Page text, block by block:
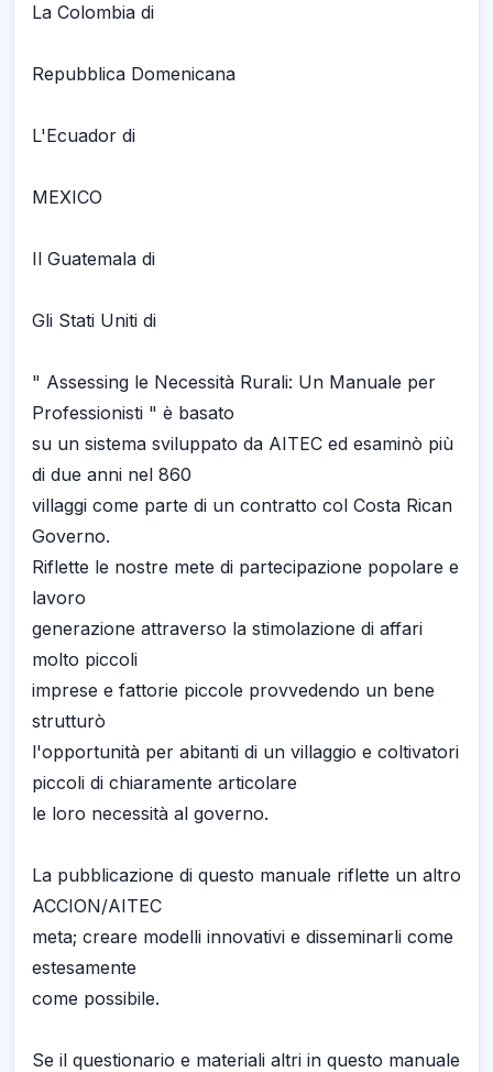
La Colombia di
Repubblica Domenicana
L'Ecuador di
MEXICO
Il Guatemala di
Gli Stati Uniti di
" Assessing le Necessità Rurali: Un Manuale per
Professionisti " è basato
su un sistema sviluppato da AITEC ed esaminò più
di due anni nel 860
villaggi come parte di un contratto col Costa Rican
Governo.
Riflette le nostre mete di partecipazione popolare e
lavoro
generazione attraverso la stimolazione di affari
molto piccoli
imprese e fattorie piccole provvedendo un bene
strutturò
l'opportunità per abitanti di un villaggio e coltivatori
piccoli di chiaramente articolare
le loro necessità al governo.
La pubblicazione di questo manuale riflette un altro
ACCION/AITEC
meta; creare modelli innovativi e disseminarli come
estesamente
come possibile.
Se il questionario e materiali altri in questo manuale